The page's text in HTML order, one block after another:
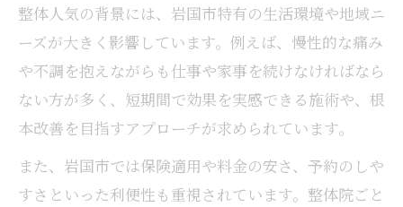
整体人気の背景には、岩国市特有の生活環境や地域ニ
ーズが大きく影響しています。例えば、慢性的な痛み
や不調を抱えながらも仕事や家事を続けなければなら
ない方が多く、短期間で効果を実感できる施術や、根
本改善を目指すアプローチが求められています。
また、岩国市では保険適用や料金の安さ、予約のしや
すさといった利便性も重視されています。整体院ごと